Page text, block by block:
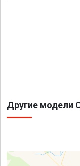
Другие модели